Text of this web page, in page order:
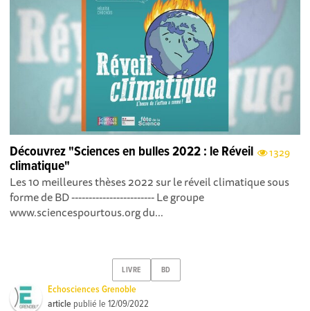
1329
Découvrez "Sciences en bulles 2022 : le Réveil
climatique"
Les 10 meilleures thèses 2022 sur le réveil climatique sous
forme de BD ------------------------ Le groupe
www.sciencespourtous.org du...
LIVRE BD
Echosciences Grenoble
article publié le12/09/2022